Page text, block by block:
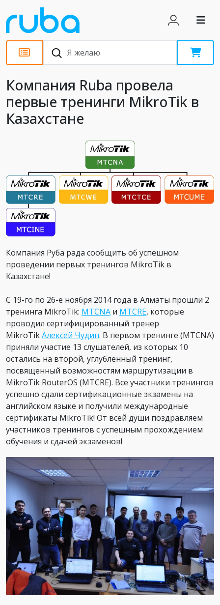
Новости
Компания Ruba провела
первые тренинги MikroTik в
Казахстане
Компания Руба рада сообщить об успешном
проведении первых тренингов MikroTik в
Казахстане!
С 19-го по 26-е ноября 2014 года в Алматы прошли 2
тренинга MikroTik: MTCNA и MTCRE, которые
проводил сертифицированный тренер
MikroTikАлексей Чудин. В первом тренинге (MTCNA)
приняли участие 13 слушателей, из которых 10
остались на второй, углубленный тренинг,
посвященный возможностям маршрутизации в
MikroTik RouterOS (MTCRE). Все участники тренингов
успешно сдали сертификационные экзамены на
английском языке и получили международные
сертификаты MikroTik! От всей души поздравляем
участников тренингов с успешным прохождением
обучения и сдачей экзаменов!